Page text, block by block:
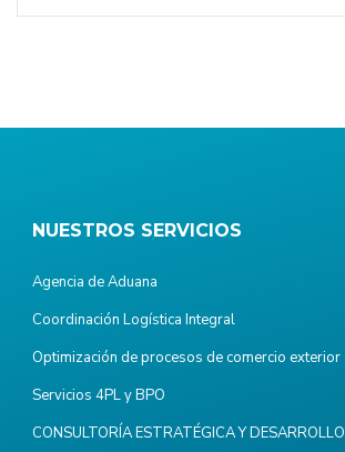
NUESTROS SERVICIOS
Agencia de Aduana
Coordinación Logística Integral
Optimización de procesos de comercio exterior
Servicios 4PL y BPO
CONSULTORÍA ESTRATÉGICA Y DESARROLLO